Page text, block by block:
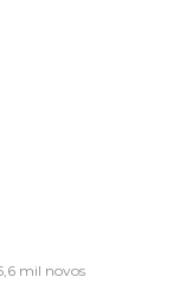
mil novos